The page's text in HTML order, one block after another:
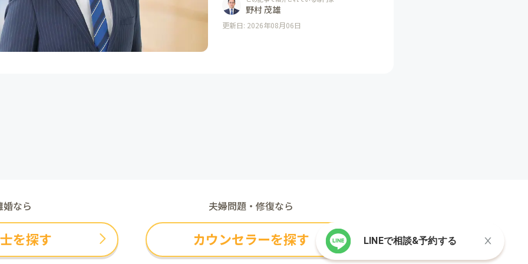
多様な立場を経験してきたからこ
そ、依頼者の抱える問題をより深く
野村 茂雄
更新日: 2026年08月06日
婚なら
を探す
夫婦問題・修復なら
カウンセラーを探す LINEで相談&予約する